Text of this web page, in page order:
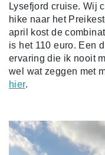
Lysefjord cruise. Wij
hike naar het
april kost de
is het 110 euro. Een
ervaring die ik nooit
wel wat zeggen met
hier.